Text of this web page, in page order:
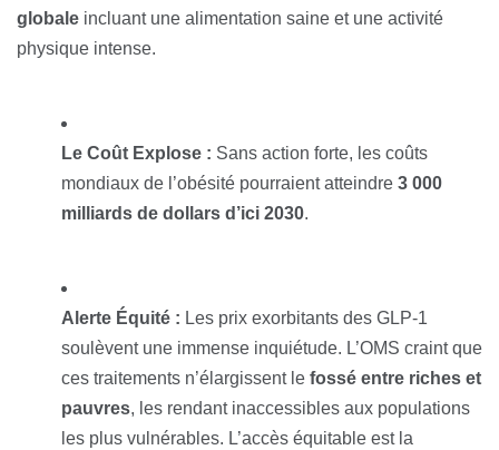
globale incluant une alimentation saine et une activité
physique intense.
Le Coût Explose : Sans action forte, les coûts
mondiaux de l’obésité pourraient atteindre 3 000
milliards de dollars d’ici 2030.
Alerte Équité : Les prix exorbitants des GLP-1
soulèvent une immense inquiétude. L’OMS craint que
ces traitements n’élargissent le fossé entre riches et
pauvres, les rendant inaccessibles aux populations
les plus vulnérables. L’accès équitable est la